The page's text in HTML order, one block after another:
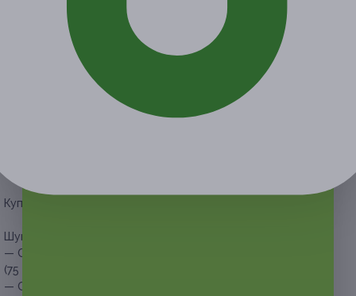
Адреса Вопросы
Срок действия купонов:
с 25.11.2020 до 26.02.2021
(включительно).
Вы можете предъявить купон в электронном или
распечатанном виде.
Купон действует в любой день в любое время работы
Купон действует на следующие виды услуг:
Шугаринг или восковая эпиляция одной зоны:
— Скидка 50% на шугаринг или восковую эпиляцию лица
(75 руб. вместо 150 руб.)
— Скидка 62% на шугаринг или восковую эпиляцию рук